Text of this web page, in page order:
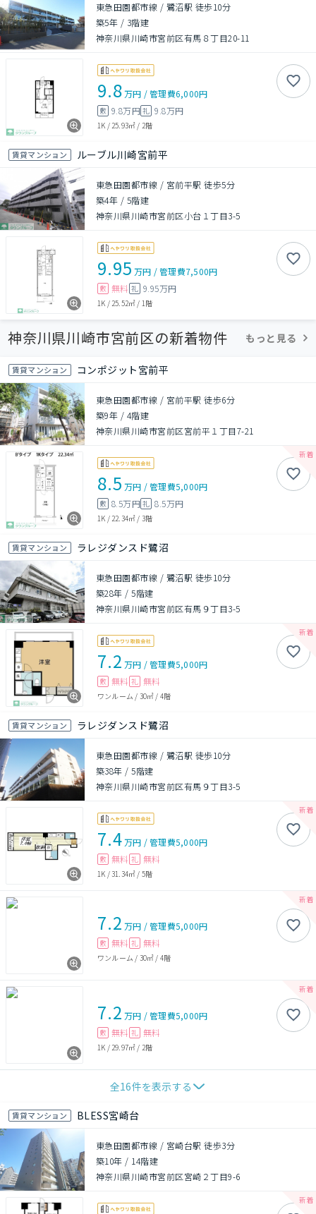
東急田園都市線 / 鷺沼駅 徒歩10分
築5年 / 3階建
神奈川県川崎市宮前区有馬８丁目20-11
9.8万円 /管理費6,000円
敷 9.8万円礼 9.8万円
1K /25.93㎡ / 2階
賃貸マンション ルーブル川崎宮前平
東急田園都市線 / 宮前平駅 徒歩5分
築4年 / 5階建
神奈川県川崎市宮前区小台１丁目3-5
9.95 万円 /管理費7,500円
敷 無料 礼 9.95万円
1K /25.52㎡ / 1階
神奈川県川崎市宮前区の新着物件 もっと見る
賃貸マンション コンポジット宮前平
東急田園都市線 / 宮前平駅 徒歩6分
築9年 / 4階建
神奈川県川崎市宮前区宮前平１丁目7-21
8.5 万円 /管理費5,000円
敷 8.5万円礼 8.5万円
1K /22.34㎡ / 3階
賃貸マンション ラレジダンスド鷺沼
東急田園都市線 / 鷺沼駅 徒歩10分
築28年 /5階建
神奈川県川崎市宮前区有馬９丁目3-5
7.2 万円 /管理費5,000円
敷 無料 礼 無料
ワンルーム / 30㎡ / 4階
賃貸マンション ラレジダンスド鷺沼
東急田園都市線 / 鷺沼駅 徒歩10分
築38年 /5階建
神奈川県川崎市宮前区有馬９丁目3-5
7.4万円 /管理費5,000円
敷 無料 礼 無料
1K /31.34㎡ / 5階
7.2 万円 /管理費5,000円
敷 無料 礼 無料
ワンルーム / 30㎡ / 4階
7.2 万円 /管理費5,000円
敷 無料 礼 無料
1K / 29.97㎡ / 2階
全16件を表示する
賃貸マンション BLESS宮崎台
東急田園都市線 / 宮崎台駅 徒歩3分
築10年 / 14階建
神奈川県川崎市宮前区宮崎２丁目9-6